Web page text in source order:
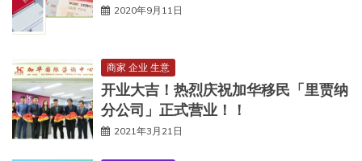
2020年9月11日
商家 企业 生意
开业大吉！热烈庆祝加华移民「里贾纳
分公司」正式营业！！
2021年3月21日